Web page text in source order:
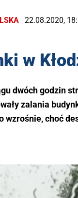
22.08.2020,
w
dwóch godzin
zalania
wzrośnie, choć